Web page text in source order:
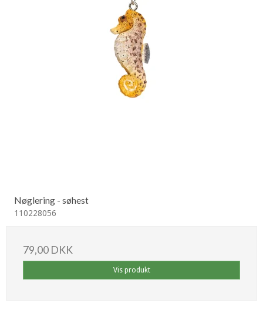
Nøglering - søhest
110228056
79,00 DKK
Vis produkt